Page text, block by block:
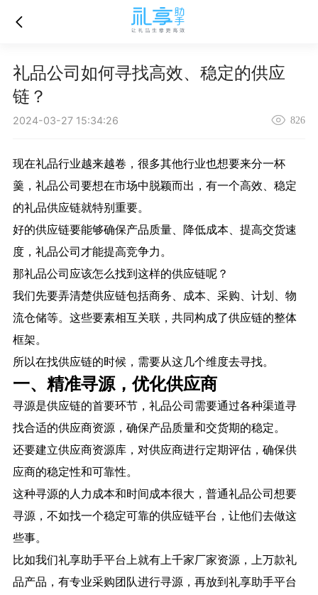
礼品公司如何寻找高效、稳定的供应
链？
2024-03-27 15:34:26 826
现在礼品行业越来越卷，很多其他行业也想要来分一杯
羹，礼品公司要想在市场中脱颖而出，有一个高效、稳定
的礼品供应链就特别重要。
好的供应链要能够确保产品质量、降低成本、提高交货速
度，礼品公司才能提高竞争力。
那礼品公司应该怎么找到这样的供应链呢？
我们先要弄清楚供应链包括商务、成本、采购、计划、物
流仓储等。这些要素相互关联，共同构成了供应链的整体
框架。
所以在找供应链的时候，需要从这几个维度去寻找。
一、精准寻源，优化供应商
寻源是供应链的首要环节，礼品公司需要通过各种渠道寻
找合适的供应商资源，确保产品质量和交货期的稳定。
还要建立供应商资源库，对供应商进行定期评估，确保供
应商的稳定性和可靠性。
这种寻源的人力成本和时间成本很大，普通礼品公司想要
寻源，不如找一个稳定可靠的供应链平台，让他们去做这
些事。
比如我们礼享助手平台上就有上千家厂家资源，上万款礼
品产品，有专业采购团队进行寻源，再放到礼享助手平台